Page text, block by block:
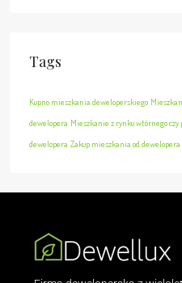
Tags
Kupno mieszkania deweloperskiego
dewelopera Mieszkanie z rynku wtórnego
dewelopera Zakup mieszkania od dewelopera